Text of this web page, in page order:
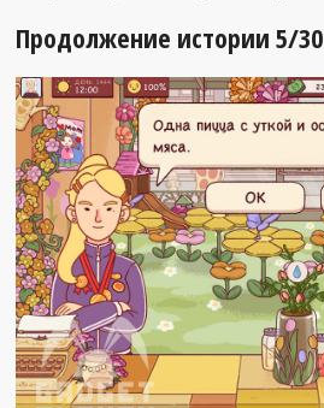
Продолжение истории 5/30